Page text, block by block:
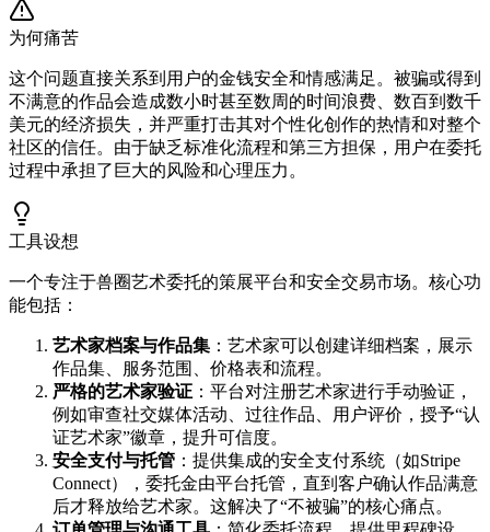
为何痛苦
这个问题直接关系到用户的金钱安全和情感满足。被骗或得到
不满意的作品会造成数小时甚至数周的时间浪费、数百到数千
美元的经济损失，并严重打击其对个性化创作的热情和对整个
社区的信任。由于缺乏标准化流程和第三方担保，用户在委托
过程中承担了巨大的风险和心理压力。
工具设想
一个专注于兽圈艺术委托的策展平台和安全交易市场。核心功
能包括：
艺术家档案与作品集 ：艺术家可以创建详细档案，展示
作品集、服务范围、价格表和流程。
严格的艺术家验证 ：平台对注册艺术家进行手动验证，
例如审查社交媒体活动、过往作品、用户评价，授予“认
证艺术家”徽章，提升可信度。
安全支付与托管 ：提供集成的安全支付系统（如Stripe
Connect），委托金由平台托管，直到客户确认作品满意
后才释放给艺术家。这解决了“不被骗”的核心痛点。